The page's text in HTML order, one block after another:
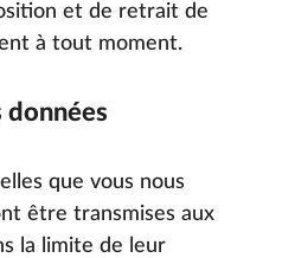
et de retrait de
à tout moment.
données
que vous nous
être transmises aux
la limite de leur